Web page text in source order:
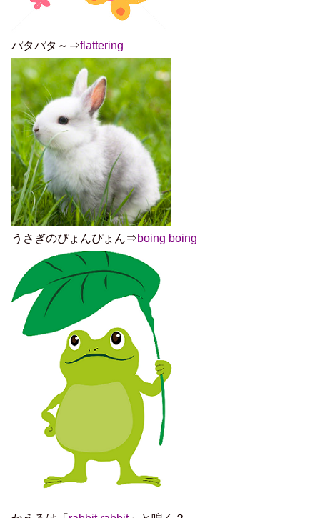
パタパタ～⇒flattering
うさぎのぴょんぴょん⇒boing boing